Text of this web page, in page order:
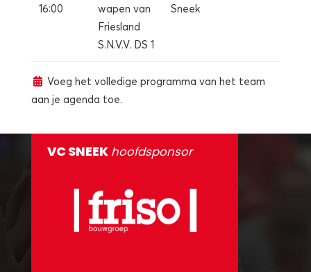
16:00
wapen van
Friesland
S.N.V.V. DS 1
Sneek
Voeg het volledige programma van het team
aan je agenda toe.
VC SNEEK hoofdsponsor